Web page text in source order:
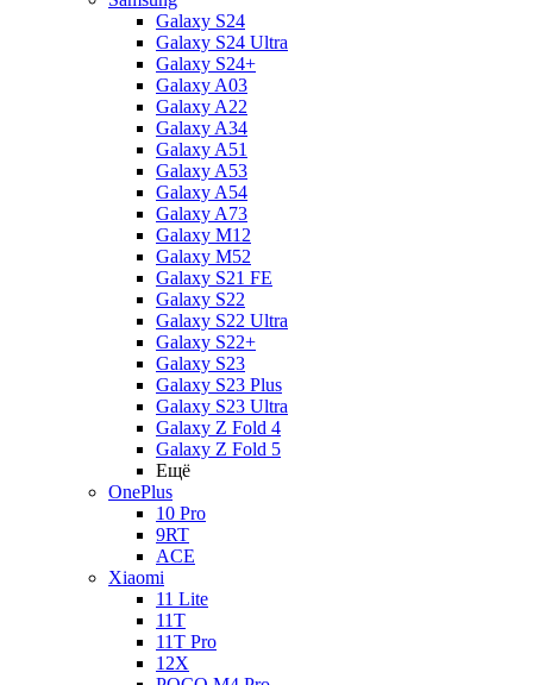
Galaxy S24
Galaxy S24 Ultra
Galaxy S24+
Galaxy A03
Galaxy A22
Galaxy A34
Galaxy A51
Galaxy A53
Galaxy A54
Galaxy A73
Galaxy M12
Galaxy M52
Galaxy S21 FE
Galaxy S22
Galaxy S22 Ultra
Galaxy S22+
Galaxy S23
Galaxy S23 Plus
Galaxy S23 Ultra
Galaxy Z Fold 4
Galaxy Z Fold 5
Ещё
OnePlus
10 Pro
9RT
ACE
Xiaomi
11 Lite
11T
11T Pro
12X